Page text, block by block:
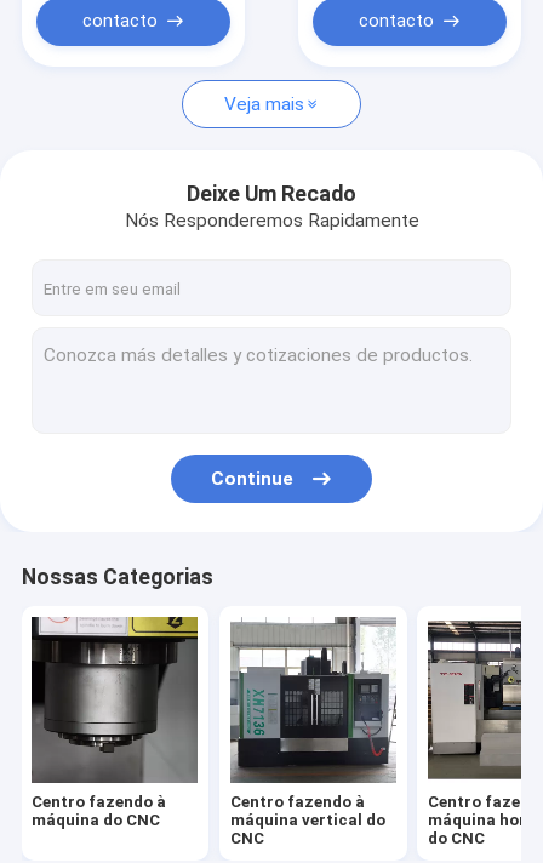
Peça umas citações
Centro fazendo à máquina do CNC
Centro fazendo à máquina horizontal do CNC
Centro fazendo à máquina do pórtico do CNC
Máquina de trituração do CNC
contacto
centraiscontacto
Veja mais
Deixe Um Recado
Nós Responderemos Rapidamente
Continue
Nossas Categorias
Centro fazendo à
máquina do CNC
Centro fazendo à
máquina vertical do
CNC
Centro
máquina
do CNC